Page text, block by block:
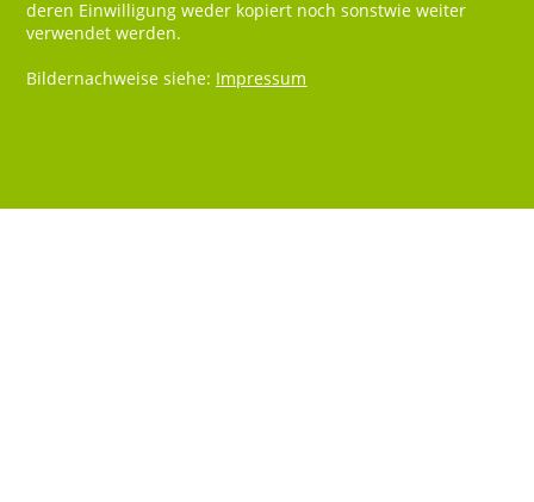
deren Einwilligung weder kopiert noch sonstwie weiter
verwendet werden.
Bildernachweise siehe: Impressum